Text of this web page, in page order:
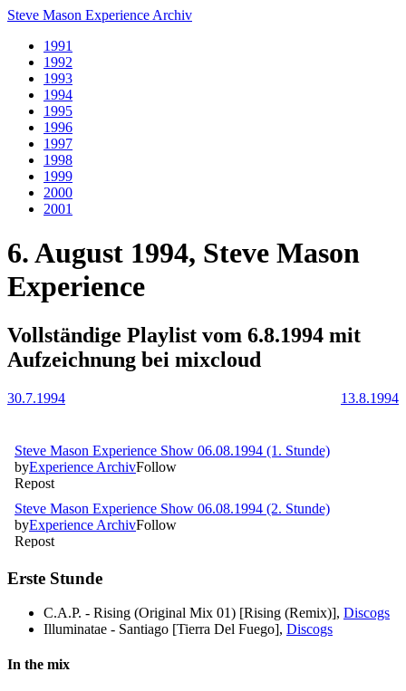
Steve Mason Experience Archiv
1991
1992
1993
1994
1995
1996
1997
1998
1999
2000
2001
6. August 1994, Steve Mason
Experience
Vollständige Playlist vom 6.8.1994 mit
Aufzeichnung bei mixcloud
30.7.1994 13.8.1994
Erste Stunde
C.A.P. - Rising (Original Mix 01) [Rising (Remix)], Discogs
Illuminatae - Santiago [Tierra Del Fuego], Discogs
In the mix